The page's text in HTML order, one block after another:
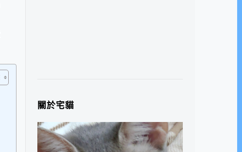
關於宅貓